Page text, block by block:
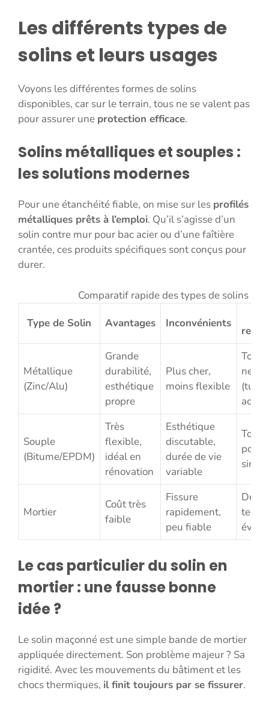
Les différents types de
solins et leurs usages
Voyons les différentes formes de solins
disponibles, car sur le terrain, tous ne se valent pas
pour assurer une protection efficace.
Solins métalliques et souples :
les solutions modernes
Pour une étanchéité fiable, on mise sur les profilés
métalliques prêts à l’emploi. Qu’il s’agisse d’un
solin contre mur pour bac acier ou d’une faîtière
crantée, ces produits spécifiques sont conçus pour
durer.
Comparatif rapide des types de solins
Type de Solin
Avantages Inconvénients
Métallique
(Zinc/Alu)
Grande
durabilité,
esthétique
propre
Plus cher,
moins flexible
acier)
Souple
(Bitume/EPDM)
Très
flexible,
idéal en
rénovation
Esthétique
discutable,
durée de vie
variable
Toits
points
Mortier
Coût très
faible
Fissure
rapidement,
peu fiable
Le cas particulier du solin en
mortier : une fausse bonne
idée ?
Le solin maçonné est une simple bande de mortier
appliquée directement. Son problème majeur ? Sa
rigidité. Avec les mouvements du bâtiment et les
chocs thermiques, il finit toujours par se fissurer.